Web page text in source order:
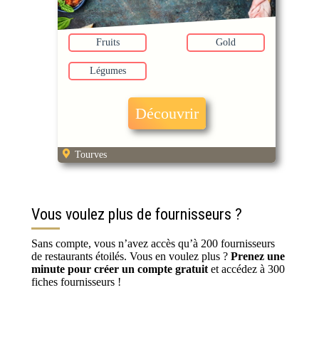
Fruits Gold
Légumes
Découvrir
Tourves
Vous voulez plus de fournisseurs ?
Sans compte, vous n’avez accès qu’à 200 fournisseurs
de restaurants étoilés. Vous en voulez plus ? Prenez une
minute pour créer un compte gratuit et accédez à 300
fiches fournisseurs !